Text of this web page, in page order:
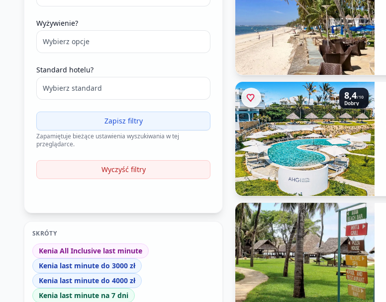
Wyżywienie?
Wybierz opcje
Standard hotelu?
Wybierz standard
Zapisz filtry
Zapamiętuje bieżące ustawienia wyszukiwania w tej
przeglądarce.
Wyczyść filtry
SKRÓTY
Kenia All Inclusive last minute
Kenia last minute do 3000 zł
Kenia last minute do 4000 zł
Kenia last minute na 7 dni
8,4/10
Dobry